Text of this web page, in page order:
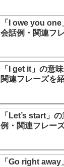
「I owe you one
会話例・関連フ
「I get it」の意
関連フレーズを
「Let’s start」
例・関連フレー
「Go right away